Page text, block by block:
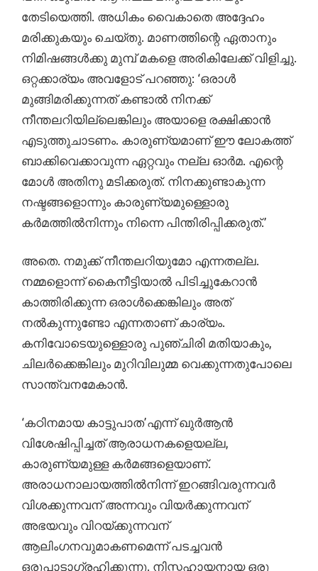
തേടിയെത്തി. അധികം വൈകാതെ അദ്ദേഹം
മരിക്കുകയും ചെയ്തു. മാണത്തിന്റെ ഏതാനും
നിമിഷങ്ങൾക്കു മുമ്പ്‌ മകളെ അരികിലേക്ക്‌ വിളിച്ചു.
ഒറ്റക്കാര്യം അവളോട്‌ പറഞ്ഞു: ‘ഒരാൾ
മുങ്ങിമരിക്കുന്നത്‌ കണ്ടാൽ നിനക്ക്‌
നീന്തലറിയില്ലെങ്കിലും അയാളെ രക്ഷിക്കാൻ
എടുത്തുചാടണം. കാരുണ്യമാണ്‌ ഈ ലോകത്ത്‌
ബാക്കിവെക്കാവുന്ന ഏറ്റവും നല്ല ഓർമ. എന്റെ
മോൾ അതിനു മടിക്കരുത്‌. നിനക്കുണ്ടാകുന്ന
നഷ്ടങ്ങളൊന്നും കാരുണ്യമുള്ളൊരു
കർമത്തിൽനിന്നും നിന്നെ പിന്തിരിപ്പിക്കരുത്‌.’
അതെ. നമുക്ക്‌ നീന്തലറിയുമോ എന്നതല്ല.
നമ്മളൊന്ന് കൈനീട്ടിയാൽ പിടിച്ചുകേറാൻ
കാത്തിരിക്കുന്ന ഒരാൾക്കെങ്കിലും അത്‌
നൽകുന്നുണ്ടോ എന്നതാണ്‌ കാര്യം.
കനിവോടെയുള്ളൊരു പുഞ്ചിരി മതിയാകും,
ചിലർക്കെങ്കിലും‌ മുറിവിലുമ്മ വെക്കുന്നതുപോലെ
സാന്ത്വനമേകാൻ.
‘കഠിനമായ കാട്ടുപാത’എന്ന് ഖുർആൻ
വിശേഷിപ്പിച്ചത്‌ ആരാധനകളെയല്ല,
കാരുണ്യമുള്ള കർമങ്ങളെയാണ്‌.
അരാധനാലായത്തിൽനിന്ന് ഇറങ്ങിവരുന്നവർ
വിശക്കുന്നവന്‌ അന്നവും വിയർക്കുന്നവന്‌
അഭയവും വിറയ്ക്കുന്നവന്‌
ആലിംഗനവുമാകണമെന്ന് പടച്ചവൻ
ഒരുപാടാഗ്രഹിക്കുന്നു. നിസ്സഹായനായ ഒരു